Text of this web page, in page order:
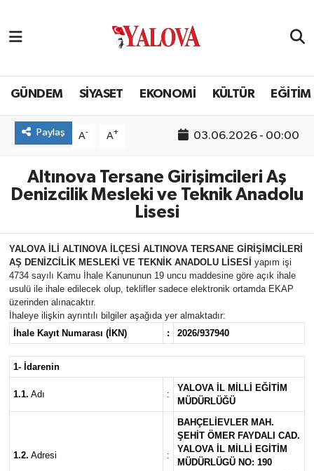
GÜNDEM SİYASET EKONOMİ KÜLTÜR EĞİTİM
Paylaş A- A+ 03.06.2026 - 00:00
Altınova Tersane Girişimcileri Aş
Denizcilik Mesleki ve Teknik Anadolu
Lisesi
YALOVA Lİ ALTINOVA LÇES ALTINOVA TERSANE Gİ RİŞİ MCİ LERİ
AŞ DEN ZCİ Lİ K MESLEKİ VE TEKN K ANADOLU Lİ SES yapım işi
4734 sayılı Kamu İhale Kanununun 19 uncu maddesine göre açık ihale
usulü ile ihale edilecek olup, teklifler sadece elektronik ortamda EKAP
üzerinden alınacaktır.
İhaleye ilişkin ayrıntılı bilgiler aşağıda yer almaktadır:
hale Kayıt Numarası (İ KN) : 2026/937940
1- darenin
1.1. Adı :
YALOVA L M LLİ EĞİ Tİ M
MÜDÜRLÜĞÜ
1.2. Adresi :
BAHÇELİ EVLER MAH.
Ş EH T ÖMER FAYDALI CAD.
YALOVA
L M LLİ EGİ Tİ M
MÜDÜRLÜGÜ NO: 190
SİYASET
EKONOMİ
EĞİTİM
BİLİM VE TEKNOLOJİ
ASAYİŞ
SAĞLIK
SPOR
ULUSAL
İLÇELERİMİZ
Yalova Nöbetçi Eczaneler
Yalova Hava Durumu
Yalova Namaz Vakitleri
Puan Durumu ve Fikstür
Tüm Manşetler
Son Dakika Haberleri
Haber Arşivi